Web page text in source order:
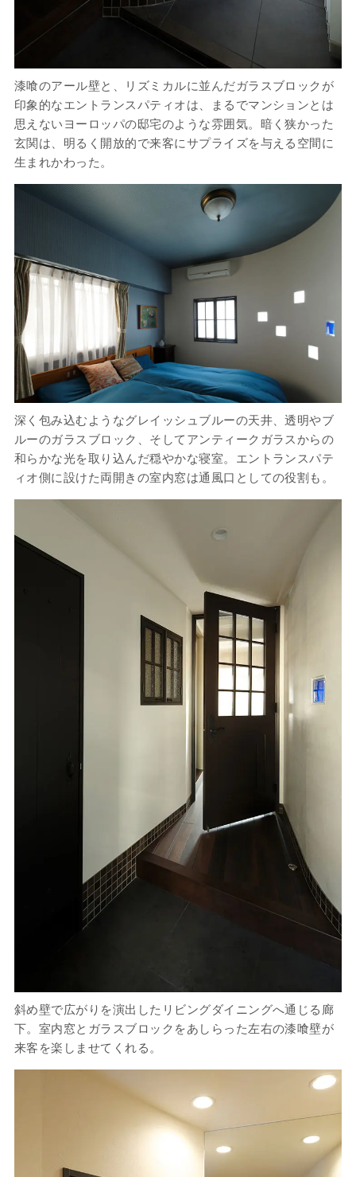
漆喰のアール壁と、リズミカルに並んだガラスブロックが
印象的なエントランスパティオは、まるでマンションとは
思えないヨーロッパの邸宅のような雰囲気。暗く狭かった
玄関は、明るく開放的で来客にサプライズを与える空間に
生まれかわった。
深く包み込むようなグレイッシュブルーの天井、透明やブ
ルーのガラスブロック、そしてアンティークガラスからの
和らかな光を取り込んだ穏やかな寝室。エントランスパテ
ィオ側に設けた両開きの室内窓は通風口としての役割も。
斜め壁で広がりを演出したリビングダイニングへ通じる廊
下。室内窓とガラスブロックをあしらった左右の漆喰壁が
来客を楽しませてくれる。